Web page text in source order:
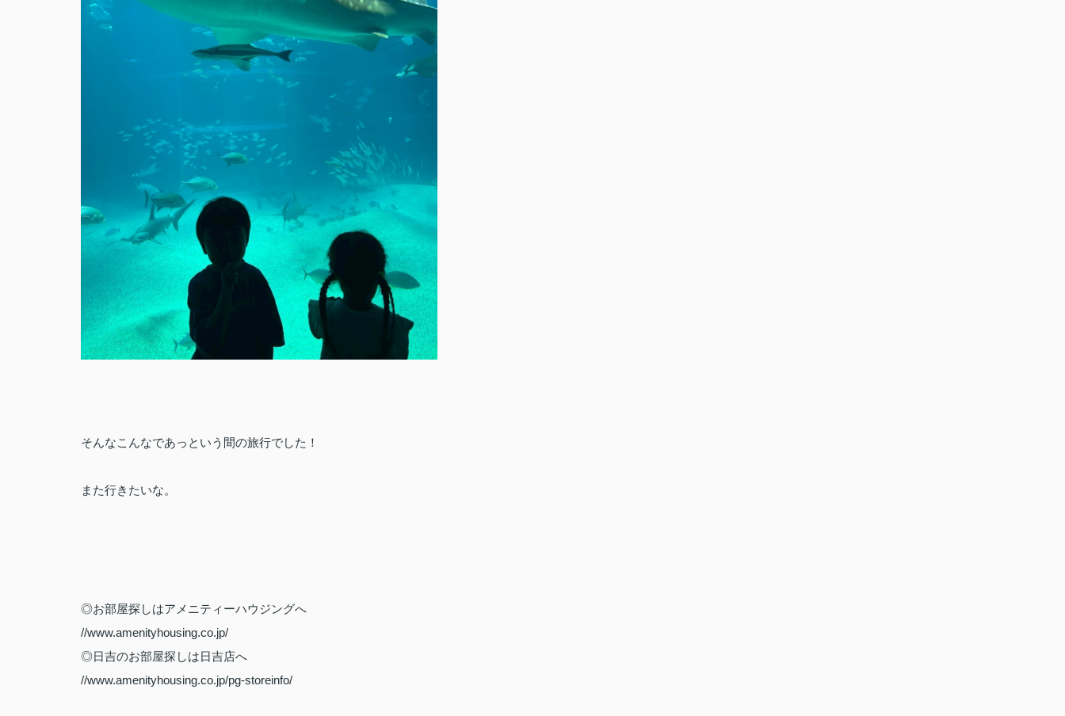
そんなこんなであっという間の旅行でした！
また行きたいな。
◎お部屋探しはアメニティーハウジングへ
//www.amenityhousing.co.jp/
◎日吉のお部屋探しは日吉店へ
//www.amenityhousing.co.jp/pg-storeinfo/